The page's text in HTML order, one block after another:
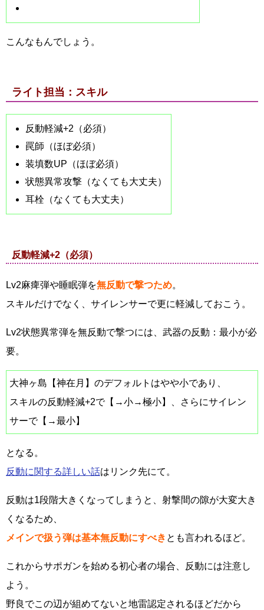
こんなもんでしょう。
ライト担当：スキル
反動軽減+2（必須）
罠師（ほぼ必須）
装填数UP（ほぼ必須）
状態異常攻撃（なくても大丈夫）
耳栓（なくても大丈夫）
反動軽減+2（必須）
Lv2麻痺弾や睡眠弾を無反動で撃つため。
スキルだけでなく、サイレンサーで更に軽減しておこう。
Lv2状態異常弾を無反動で撃つには、武器の反動：最小が必
要。
大神ヶ島【神在月】のデフォルトはやや小であり、
スキルの反動軽減+2で【→小→極小】、さらにサイレン
サーで【→最小】
となる。
反動に関する詳しい話はリンク先にて。
反動は1段階大きくなってしまうと、射撃間の隙が大変大き
くなるため、
メインで扱う弾は基本無反動にすべき とも言われるほど。
これからサポガンを始める初心者の場合、反動には注意し
よう。
野良でこの辺が組めてないと地雷認定されるほどだから